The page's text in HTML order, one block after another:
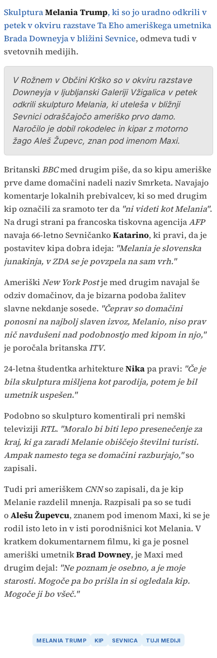
SkulpturaMelania Trump, ki so jo uradno odkrili v
petek v okviru razstave Ta Eho ameriškega umetnika
Brada Downeyja v bližini Sevnice, odmeva tudi v
svetovnih medijih.
V Rožnem v Občini Krško so v okviru razstave
Downeyja v ljubljanski Galeriji Vžigalica v petek
odkrili skulpturo Melania, ki uteleša v bližnji
Sevnici odraščajočo ameriško prvo damo.
Naročilo je dobil rokodelec in kipar z motorno
žago Aleš Župevc, znan pod imenom Maxi.
Britanski BBCmed drugim piše, da so kipu ameriške
prve dame domačini nadeli naziv Smrketa. Navajajo
komentarje lokalnih prebivalcev, ki so med drugim
kip označili za sramoto ter da "ni videti kot Melania".
Na drugi strani pa francoska tiskovna agencijaAFP
navaja 66-letno SevničankoKatarino, ki pravi, da je
postavitev kipa dobra ideja: "Melania je slovenska
junakinja, v ZDA se je povzpela na sam vrh."
Ameriški New York Postje med drugim navajal še
odziv domačinov, da je bizarna podoba žalitev
slavne nekdanje sosede. "Čeprav so domačini
ponosni na najbolj slaven izvoz, Melanio, niso prav
nič navdušeni nad podobnostjo med kipom in njo,"
je poročala britanskaITV.
24-letna študentka arhitektureNikapa pravi: "Če je
bila skulptura mišljena kot parodija, potem je bil
umetnik uspešen."
Podobno so skulpturo komentirali pri nemški
televiziji RTL. "Moralo bi biti lepo presenečenje za
kraj, ki ga zaradi Melanie obiščejo številni turisti.
Ampak namesto tega se domačini razburjajo,"so
zapisali.
Tudi pri ameriškem CNNso zapisali, da je kip
Melanie razdelil mnenja. Razpisali pa so se tudi
oAlešu Župevcu, znanem pod imenom Maxi, ki se je
rodil isto leto in v isti porodnišnici kot Melania. V
kratkem dokumentarnem filmu, ki ga je posnel
ameriški umetnikBrad Downey, je Maxi med
drugim dejal: "Ne poznam je osebno, a je moje
starosti. Mogoče pa bo prišla in si ogledala kip.
Mogoče ji bo všeč."
MELANIA TRUMP KIP SEVNICA TUJI MEDIJI